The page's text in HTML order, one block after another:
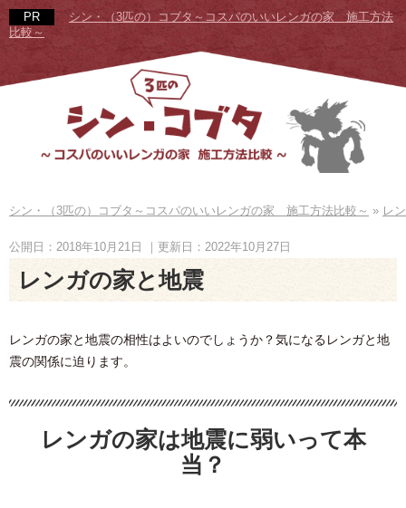
シン・（3匹の）コブタ～コスパのいいレンガの家 施工方法
比較～
シン・（3匹の）コブタ～コスパのいいレンガの家 施工方法比較～ » レ
公開日：2018年10月21日 ｜更新日：2022年10月27日
レンガの家と地震
レンガの家と地震の相性はよいのでしょうか？気になるレンガと地
震の関係に迫ります。
レンガの家は地震に弱いって本
当？